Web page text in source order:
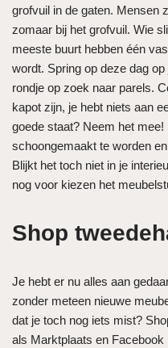
grofvuil in de gaten. Mensen
zomaar bij het grofvuil. Wie
meeste buurt hebben één
wordt. Spring op deze dag
rondje op zoek naar parels.
kapot zijn, je hebt niets aan
goede staat? Neem het
schoongemaakt te worden
Blijkt het toch niet in je
nog voor kiezen het
Shop
Je hebt er nu alles aan
zonder meteen nieuwe
dat je toch nog iets mist?
als Marktplaats en